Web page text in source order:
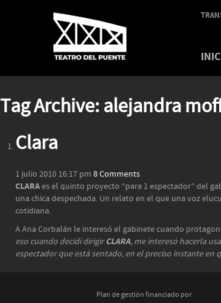
Tag Archive: alejandra
Clara
1 julio 2010 16:17 pm 8 Comments
CLARAes el quinto proyecto “para 1 espectador” del
una chica despechada. Un relato en el que una voz
cotidiana.
A Ana Corbalán le interesó el gabinete cuando
eso cuando decidí dirigirCLARA, me interesó hacerla
espectador que está sentado, en el preciso instante en
Plan de gestión financiado por